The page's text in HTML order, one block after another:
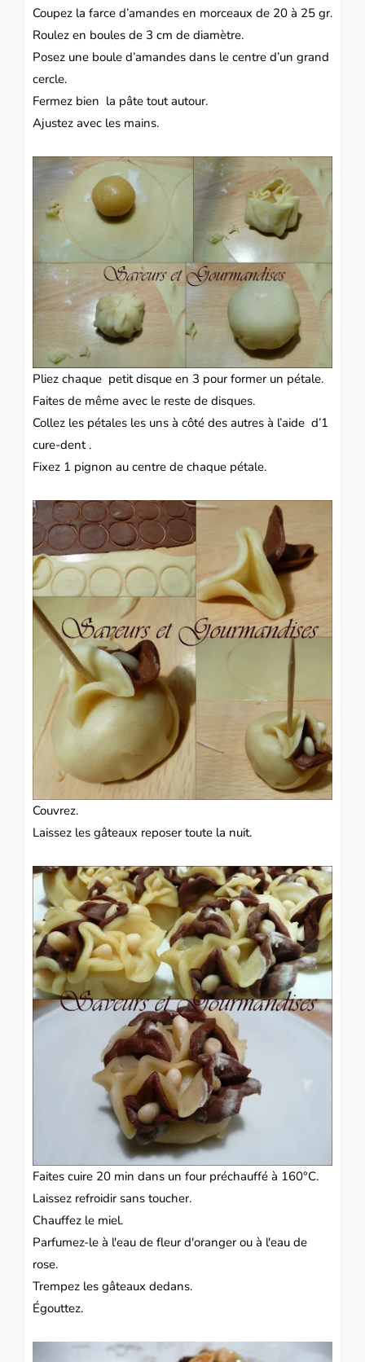
Coupez la farce d’amandes en morceaux de 20 à 25 gr.
Roulez en boules de 3 cm de diamètre.
Posez une boule d’amandes dans le centre d’un grand
cercle.
Fermez bien la pâte tout autour.
Ajustez avec les mains.
Pliez chaque petit disque en 3 pour former un pétale.
Faites de même avec le reste de disques.
Collez les pétales les uns à côté des autres à l’aide d’1
cure-dent .
Fixez 1 pignon au centre de chaque pétale.
Couvrez.
Laissez les gâteaux reposer toute la nuit.
Faites cuire 20 min dans un four préchauffé à 160°C.
Laissez refroidir sans toucher.
Chauffez le miel.
Parfumez-le à l'eau de fleur d'oranger ou à l'eau de
rose.
Trempez les gâteaux dedans.
Égouttez.